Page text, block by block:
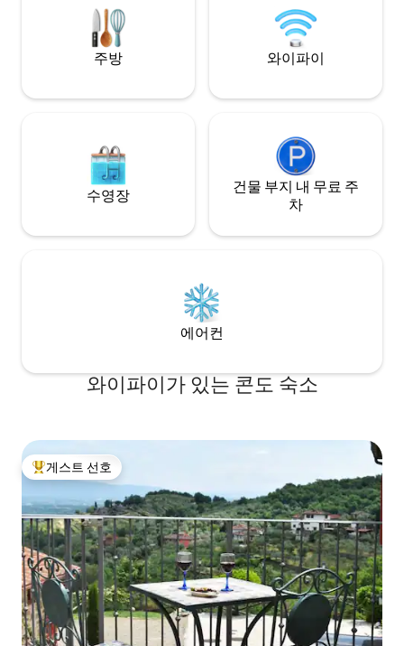
에 남는 휴가가 여러분을 기다리고 있습니
조! 현지 호스트와
험해보세요!
주방 와이파이
수영장
건물 부지 내 무료 주
차
에어컨
와이파이가 있는 콘도 숙소
상위 게스트 선호
게스트 선호